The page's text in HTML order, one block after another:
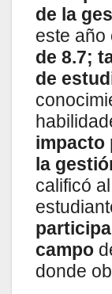
de la
este año
de 8.7;
de
impacto
la
calificó al
campo
donde